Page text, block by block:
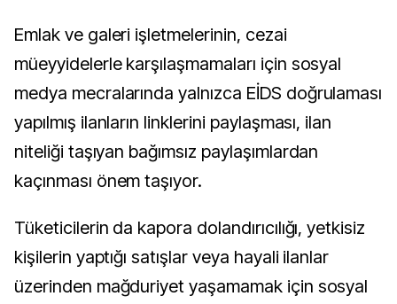
Emlak ve galeri işletmelerinin, cezai
müeyyidelerle karşılaşmamaları için sosyal
medya mecralarında yalnızca EİDS doğrulaması
yapılmış ilanların linklerini paylaşması, ilan
niteliği taşıyan bağımsız paylaşımlardan
kaçınması önem taşıyor.
Tüketicilerin da kapora dolandırıcılığı, yetkisiz
kişilerin yaptığı satışlar veya hayali ilanlar
üzerinden mağduriyet yaşamamak için sosyal